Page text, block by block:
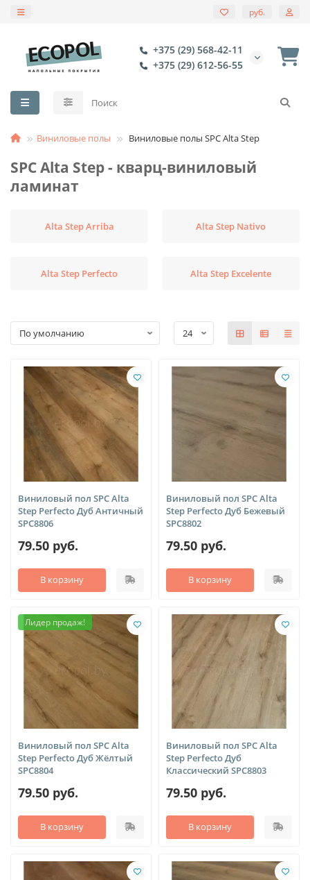
руб.
+375 (29) 568-42-11
+375 (29) 612-56-55
Виниловые полы Виниловые полы SPC Alta Step
SPC Alta Step - кварц-виниловый
ламинат
Alta Step Arriba Alta Step Nativo
Alta Step Perfecto Alta Step Excelente
Виниловый пол SPC Alta
Step Perfecto Дуб Античный
SPC8806
79.50 руб.
В корзину
Виниловый пол SPC Alta
Step Perfecto Дуб Бежевый
SPC8802
79.50 руб.
В корзину
Лидер продаж!
Виниловый пол SPC Alta
Step Perfecto Дуб Жёлтый
SPC8804
79.50 руб.
В корзину
Виниловый пол SPC Alta
Step Perfecto Дуб
Классический SPC8803
79.50 руб.
В корзину